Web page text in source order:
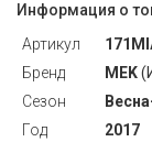
Информация о
Артикул
Бренд
MEK
Сезон
Год
2017